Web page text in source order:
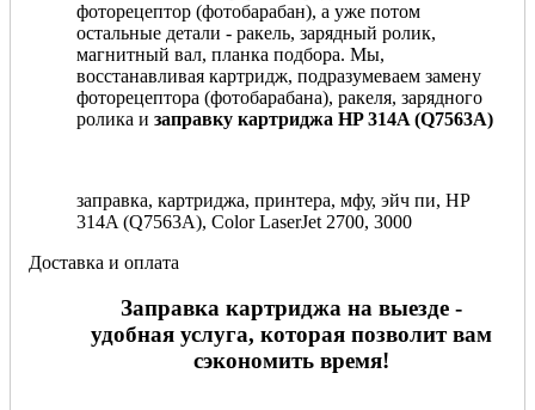
фоторецептор (фотобарабан), а уже потом
остальные детали - ракель, зарядный ролик,
магнитный вал, планка подбора. Мы,
восстанавливая картридж, подразумеваем замену
фоторецептора (фотобарабана), ракеля, зарядного
ролика и заправку картриджа HP 314A (Q7563A)
заправка, картриджа, принтера, мфу, эйч пи, HP
314A (Q7563A), Color LaserJet 2700, 3000
Доставка и оплата
Заправка картриджа на выезде -
удобная услуга, которая позволит вам
сэкономить время!